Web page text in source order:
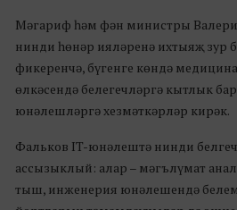
Мәгариф һәм фән министры
нинди һөнәр ияләренә ихтыяҗ зур
фикеренчә, бүгенге көндә
өлкәсендә белегечләргә кытлык
юнәлешләргә хезмәткәрләр кирәк.
Фальков IT-юнәлештә нинди
ассызыклый: алар – мәгълүмат
тыш, инженерия юнәлешендә